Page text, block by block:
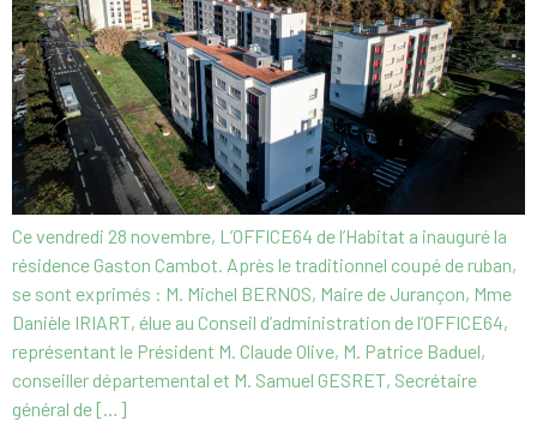
Ce vendredi 28 novembre, L’OFFICE64 de l’Habitat a inauguré la
résidence Gaston Cambot. Après le traditionnel coupé de ruban,
se sont exprimés : M. Michel BERNOS, Maire de Jurançon, Mme
Danièle IRIART, élue au Conseil d’administration de l’OFFICE64,
représentant le Président M. Claude Olive, M. Patrice Baduel,
conseiller départemental et M. Samuel GESRET, Secrétaire
général de […]